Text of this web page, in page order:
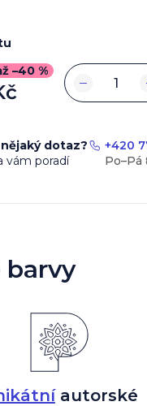
–40 %
−
dotaz?
vám poradí
+420
barvy
autorské